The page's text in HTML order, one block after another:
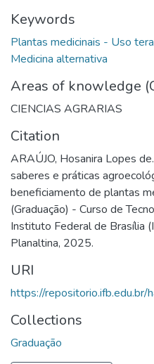
Keywords
Plantas medicinais - Uso
Medicina alternativa
Areas of knowledge
CIENCIAS AGRARIAS
Citation
ARAÚJO, Hosanira Lopes
saberes e práticas
beneficiamento de plantas
(Graduação) - Curso de
Instituto Federal de Brasília
Planaltina, 2025.
URI
https://
Collections
Graduação